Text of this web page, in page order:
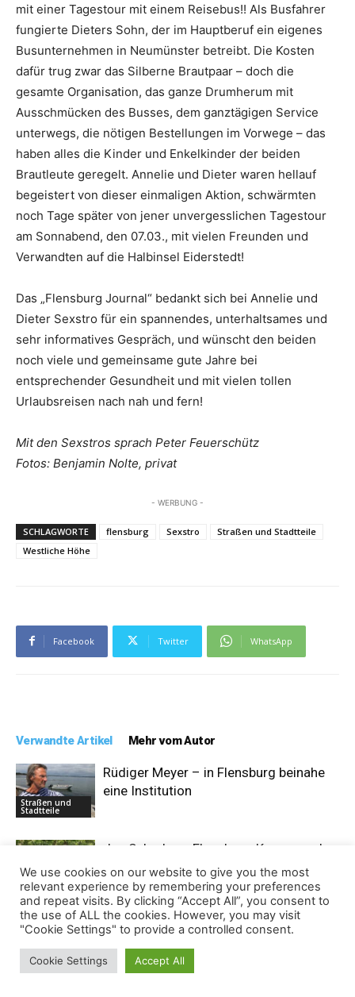
mit einer Tagestour mit einem Reisebus!! Als Busfahrer
fungierte Dieters Sohn, der im Hauptberuf ein eigenes
Busunternehmen in Neumünster betreibt. Die Kosten
dafür trug zwar das Silberne Brautpaar – doch die
gesamte Organisation, das ganze Drumherum mit
Ausschmücken des Busses, dem ganztägigen Service
unterwegs, die nötigen Bestellungen im Vorwege – das
haben alles die Kinder und Enkelkinder der beiden
Brautleute geregelt. Annelie und Dieter waren hellauf
begeistert von dieser einmaligen Aktion, schwärmten
noch Tage später von jener unvergesslichen Tagestour
am Sonnabend, den 07.03., mit vielen Freunden und
Verwandten auf die Halbinsel Eiderstedt!
Das „Flensburg Journal“ bedankt sich bei Annelie und
Dieter Sexstro für ein spannendes, unterhaltsames und
sehr informatives Gespräch, und wünscht den beiden
noch viele und gemeinsame gute Jahre bei
entsprechender Gesundheit und mit vielen tollen
Urlaubsreisen nach nah und fern!
Mit den Sexstros sprach Peter Feuerschütz
Fotos: Benjamin Nolte, privat
- WERBUNG -
SCHLAGWORTE flensburg Sexstro
Straßen und Stadtteile
Westliche Höhe
Facebook Twitter WhatsApp
Verwandte Artikel Mehr vom Autor
Straßen und
Stadtteile
Rüdiger Meyer – in Flensburg beinahe
eine Institution
Straßen und
Stadtteile
Jan Scheder – Flensburg-Kenner und
vielseitiger Ehrenamtler
Straßen und
Stadtteile
Simon Johannsen – engagierter
Flensburger Innenstadt
We use cookies on our website to give you the most
relevant experience by remembering your preferences
and repeat visits. By clicking “Accept All”, you consent to
the use of ALL the cookies. However, you may visit
"Cookie Settings" to provide a controlled consent.
Cookie Settings Accept All